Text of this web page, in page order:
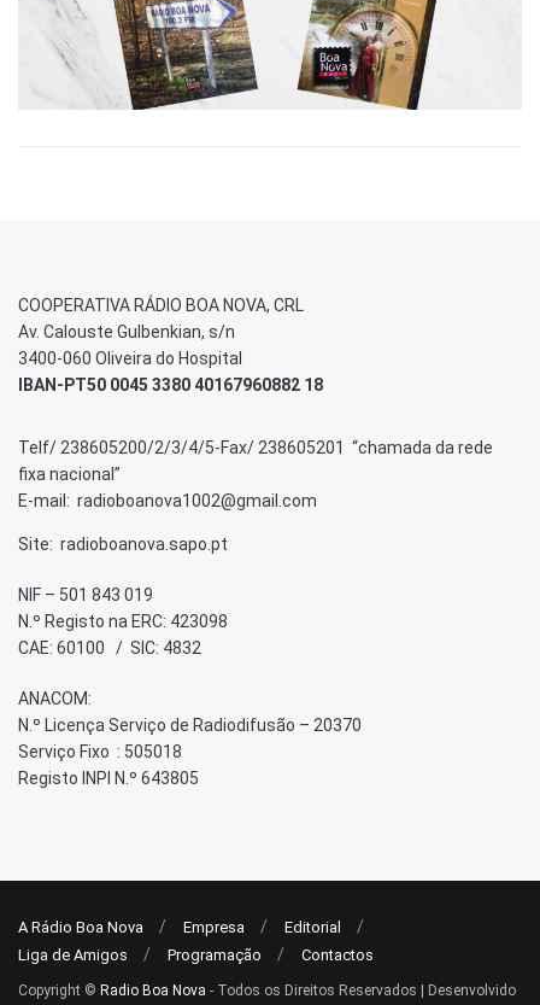
COOPERATIVA RÁDIO BOA NOVA, CRL
Av. Calouste Gulbenkian, s/n
3400-060 Oliveira do Hospital
IBAN-PT50 0045 3380 40167960882 18
Telf/ 238605200/2/3/4/5-Fax/ 238605201 “chamada da rede
fixa nacional”
E-mail: radioboanova1002@gmail.com
Site: radioboanova.sapo.pt
NIF – 501 843 019
N.º Registo na ERC: 423098
CAE: 60100 / SIC: 4832
ANACOM:
N.º Licença Serviço de Radiodifusão – 20370
Serviço Fixo : 505018
Registo INPI N.º 643805
A Rádio Boa Nova Empresa
Editorial
Liga de Amigos
Programação Contactos
Copyright © Radio Boa Nova - Todos os Direitos Reservados | Desenvolvido